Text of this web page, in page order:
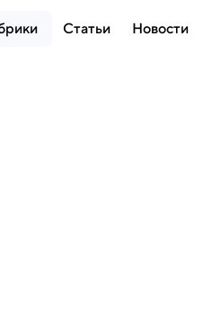
Статьи Новости